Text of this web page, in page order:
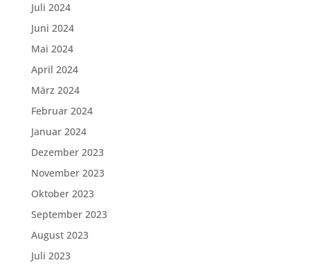
Juli 2024
Juni 2024
Mai 2024
April 2024
März 2024
Februar 2024
Januar 2024
Dezember 2023
November 2023
Oktober 2023
September 2023
August 2023
Juli 2023